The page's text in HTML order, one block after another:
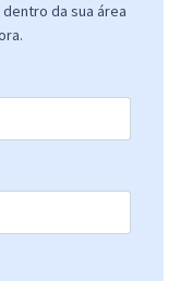
da sua área